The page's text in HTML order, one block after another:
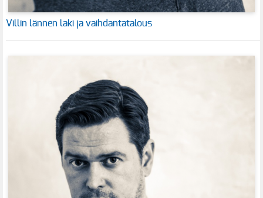
Villin lännen laki ja vaihdantatalous